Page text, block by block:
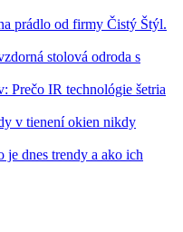
prádlo od firmy Čistý Štýl.
stolová odroda s
Prečo IR technológie šetria
v tienení okien nikdy
dnes trendy a ako ich